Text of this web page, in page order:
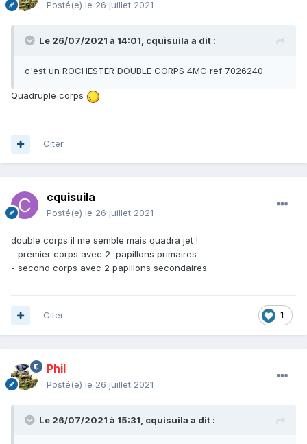
Posté(e) le 26 juillet 2021
Le 26/07/2021 à 14:01, cquisuila a dit :
c'est un ROCHESTER DOUBLE CORPS 4MC ref 7026240
Quadruple corps
Citer
cquisuila
Posté(e) le 26 juillet 2021
double corps il me semble mais quadra jet !
- premier corps avec 2 papillons primaires
- second corps avec 2 papillons secondaires
1
Citer
Phil
Posté(e) le 26 juillet 2021
Le 26/07/2021 à 15:31, cquisuila a dit :